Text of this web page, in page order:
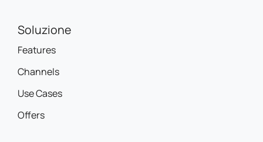
Soluzione
Features
Channels
Use Cases
Offers